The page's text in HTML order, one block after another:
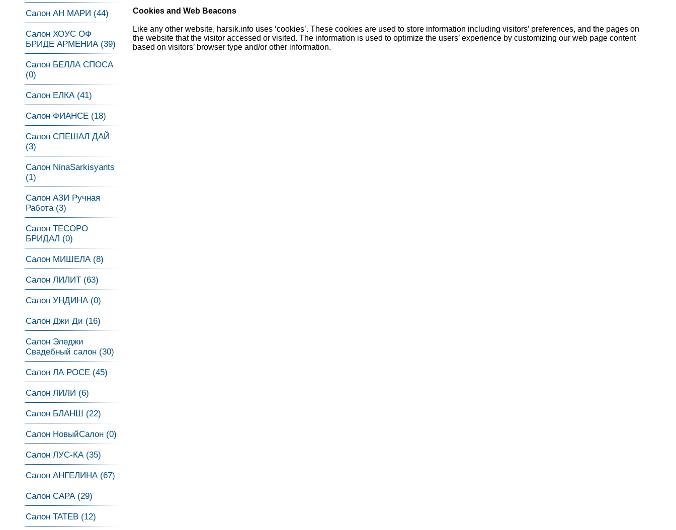
Салон АН МАРИ (44)
Салон ХОУС ОФ
БРИДЕ АРМЕНИА (39)
Салон БЕЛЛА СПОСА
(0)
Салон ЕЛКА (41)
Салон ФИАНСЕ (18)
Салон СПЕШАЛ ДАЙ
(3)
Салон NinaSarkisyants
(1)
Салон АЗИ Ручная
Работа (3)
Салон ТЕСОРО
БРИДАЛ (0)
Салон МИШЕЛА (8)
Салон ЛИЛИТ (63)
Салон УНДИНА (0)
Салон Джи Ди (16)
Салон Эледжи
Свадебный салон (30)
Салон ЛА РОСЕ (45)
Салон ЛИЛИ (6)
Салон БЛАНШ (22)
Салон НовыйСалон (0)
Салон ЛУС-КА (35)
Салон АНГЕЛИНА (67)
Салон САРА (29)
Салон ТАТЕВ (12)
Cookies and Web Beacons
Like any other website, harsik.info uses ‘cookies’. These cookies are used to store information including visitors’ preferences, and the pages on
the website that the visitor accessed or visited. The information is used to optimize the users’ experience by customizing our web page content
based on visitors’ browser type and/or other information.